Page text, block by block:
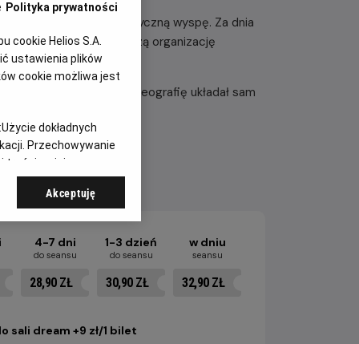
wysłany na egzotyczną wyspę. Za dnia
zaś infiltruje przestępczą organizację
Han.
walki, do których choreografię układał sam
4-7 dni
do seansu
1-3 dzień
do seansu
w dniu
seansu
28,90 ZŁ 30,90 ZŁ 32,90 ZŁ
sali dream +9 zł/1 bilet
Polityka prywatności
cookie Helios S.A.
ustawienia plików
cookie możliwa jest
Użycie dokładnych
Przechowywanie
opinie
Akceptuję